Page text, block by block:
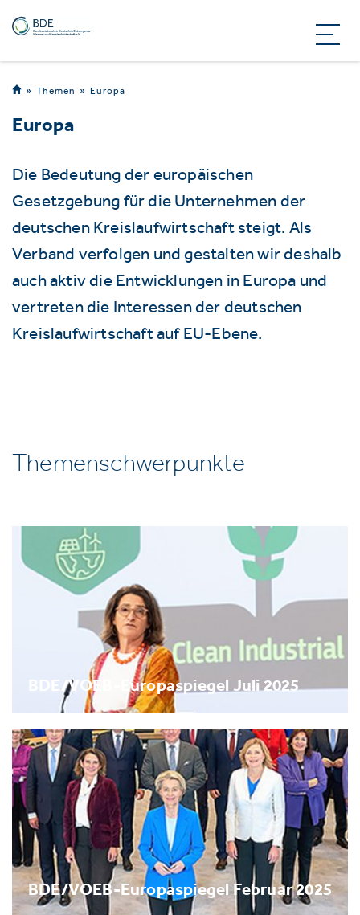
Themen Europa
Europa
Die Bedeutung der europäischen
Gesetzgebung für die Unternehmen der
deutschen Kreislaufwirtschaft steigt. Als
Verband verfolgen und gestalten wir deshalb
auch aktiv die Entwicklungen in Europa und
vertreten die Interessen der deutschen
Kreislaufwirtschaft auf EU-Ebene.
Themenschwerpunkte
BDE/VOEB-Europaspiegel Juli 2025
BDE/VOEB-Europaspiegel Februar 2025